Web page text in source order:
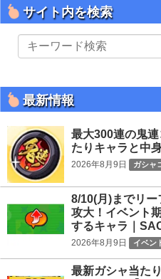
サイト内を検索
イ
を
検
索
最新情報
最大300連の鬼
たりキャラと中身
2026年8月9日 ガシャ
8/10(月)までリ
攻大！イベント
するキャラ｜
2026年8月9日 イベン
SAOコラボ
最新ガシャ当た